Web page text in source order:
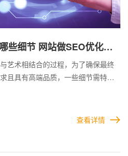
些细节 网站做SEO优化应
艺术相结合的过程，为了确保最终
且具有高端品质，一些细节需特别
一项细节都可能影响最终的效果。
术的精妙配合，方能打造出真正令
查看详情